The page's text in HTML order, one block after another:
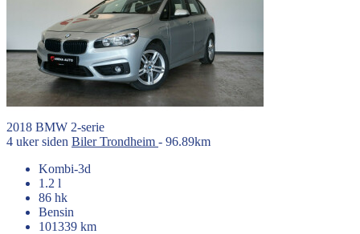
2018 BMW 2-serie
4 uker siden BilerTrondheim - 96.89km
Kombi-3d
1.2 l
86 hk
Bensin
101339 km